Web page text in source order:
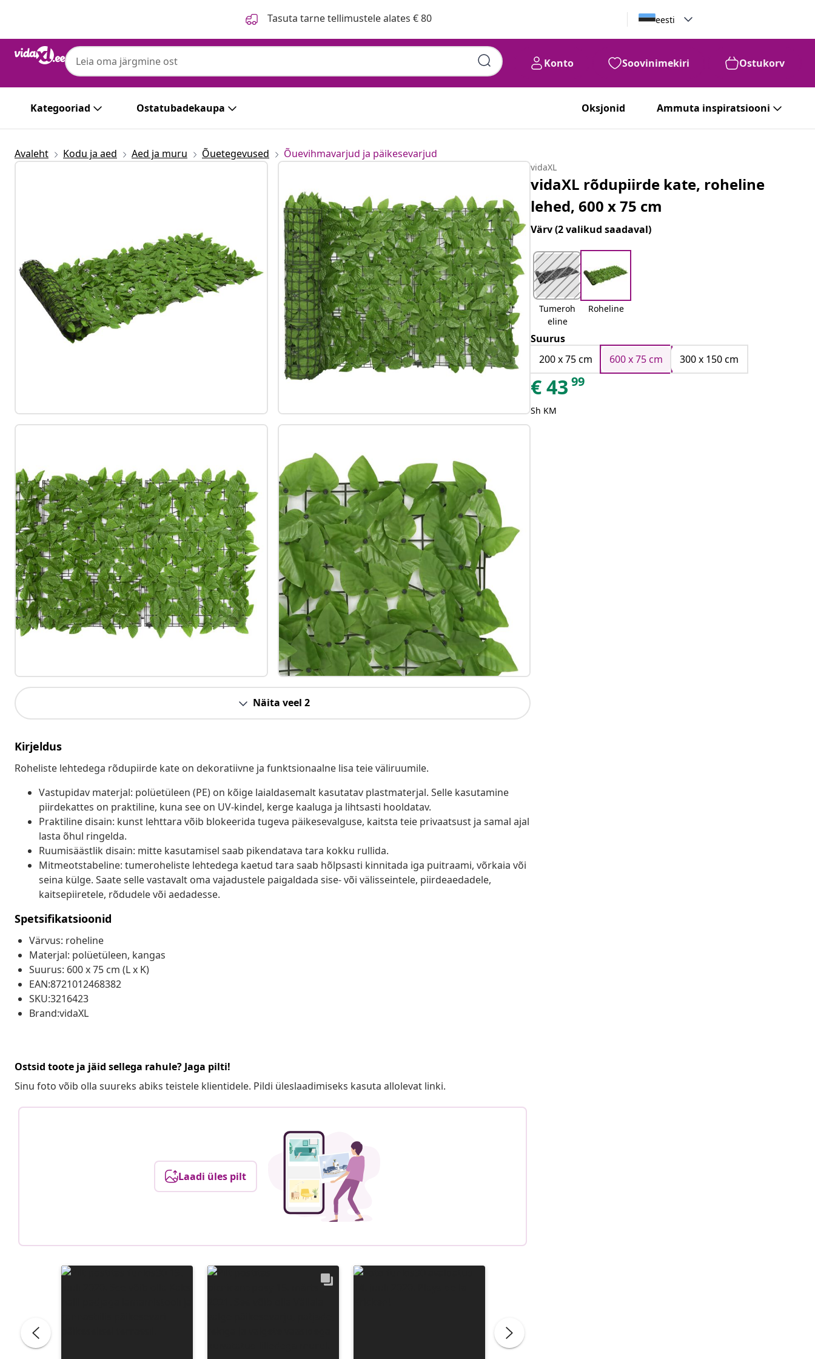
Tasuta tarne tellimustele alates € 80 eesti
Konto Soovinimekiri Ostukorv
Kategooriad Ostatubadekaupa Oksjonid Ammuta inspiratsiooni
Avaleht Kodu ja aed Aed ja muru Õuetegevused Õuevihmavarjud ja päikesevarjud
Näita veel 2
Kirjeldus
Roheliste lehtedega rõdupiirde kate on dekoratiivne ja funktsionaalne lisa teie väliruumile.
Vastupidav materjal: polüetüleen (PE) on kõige laialdasemalt kasutatav plastmaterjal. Selle kasutamine
piirdekattes on praktiline, kuna see on UV-kindel, kerge kaaluga ja lihtsasti hooldatav.
Praktiline disain: kunst lehttara võib blokeerida tugeva päikesevalguse, kaitsta teie privaatsust ja samal ajal
lasta õhul ringelda.
Ruumisäästlik disain: mitte kasutamisel saab pikendatava tara kokku rullida.
Mitmeotstabeline: tumeroheliste lehtedega kaetud tara saab hõlpsasti kinnitada iga puitraami, võrkaia või
seina külge. Saate selle vastavalt oma vajadustele paigaldada sise- või välisseintele, piirdeaedadele,
kaitsepiiretele, rõdudele või aedadesse.
Spetsifikatsioonid
Värvus: roheline
Materjal: polüetüleen, kangas
Suurus: 600 x 75 cm (L x K)
EAN:8721012468382
SKU:3216423
Brand:vidaXL
Ostsid toote ja jäid sellega rahule? Jaga pilti!
Sinu foto võib olla suureks abiks teistele klientidele. Pildi üleslaadimiseks kasuta allolevat linki.
Laadi üles pilt
vidaXL
vidaXL rõdupiirde kate, roheline
lehed, 600 x 75 cm
Värv(2 valikud saadaval)
Tumeroh
eline
Roheline
Suurus
200 x 75 cm
600 x 75 cm 300 x 150 cm
€43 99
Sh KM